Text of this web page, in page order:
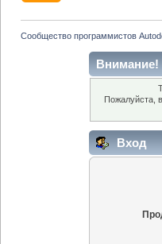
Сообщество программистов
Внимание!
Пожалуйста,
Вход